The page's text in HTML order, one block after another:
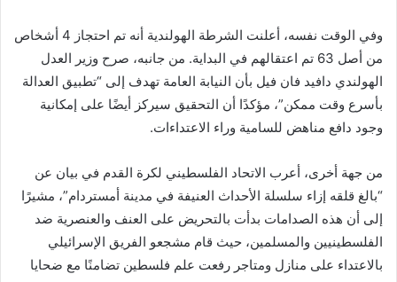
وفي الوقت نفسه، أعلنت الشرطة الهولندية أنه تم احتجاز 4 أشخاص
من أصل 63 تم اعتقالهم في البداية. من جانبه، صرح وزير العدل
الهولندي دافيد فان فيل بأن النيابة العامة تهدف إلى “تطبيق العدالة
بأسرع وقت ممكن”، مؤكدًا أن التحقيق سيركز أيضًا على إمكانية
وجود دافع مناهض للسامية وراء الاعتداءات.
من جهة أخرى، أعرب الاتحاد الفلسطيني لكرة القدم في بيان عن
“بالغ قلقه إزاء سلسلة الأحداث العنيفة في مدينة أمستردام”، مشيرًا
إلى أن هذه الصدامات بدأت بالتحريض على العنف والعنصرية ضد
الفلسطينيين والمسلمين، حيث قام مشجعو الفريق الإسرائيلي
بالاعتداء على منازل ومتاجر رفعت علم فلسطين تضامنًا مع ضحايا